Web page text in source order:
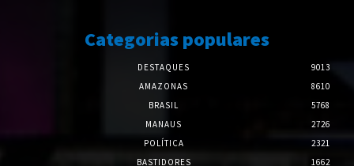
Categorias populares
DESTAQUES
9013
AMAZONAS
8610
BRASIL
5768
MANAUS
2726
POLÍTICA
2321
BASTIDORES
1662